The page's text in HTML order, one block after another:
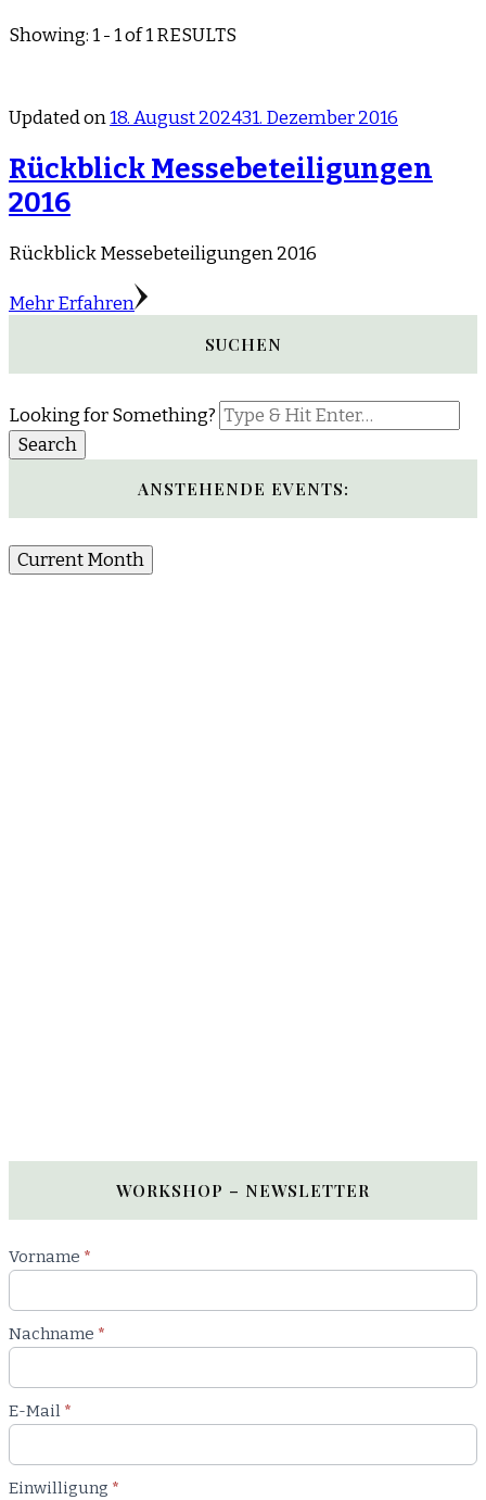
Showing: 1 - 1 of 1 RESULTS
Updated on18. August 202431. Dezember 2016
Rückblick Messebeteiligungen
2016
Rückblick Messebeteiligungen 2016
Mehr Erfahren
SUCHEN
Looking for Something?
ANSTEHENDE EVENTS:
Current Month
WORKSHOP – NEWSLETTER
Newsletter
Workshop
Vorname *
Nachname *
E-Mail *
Einwilligung *